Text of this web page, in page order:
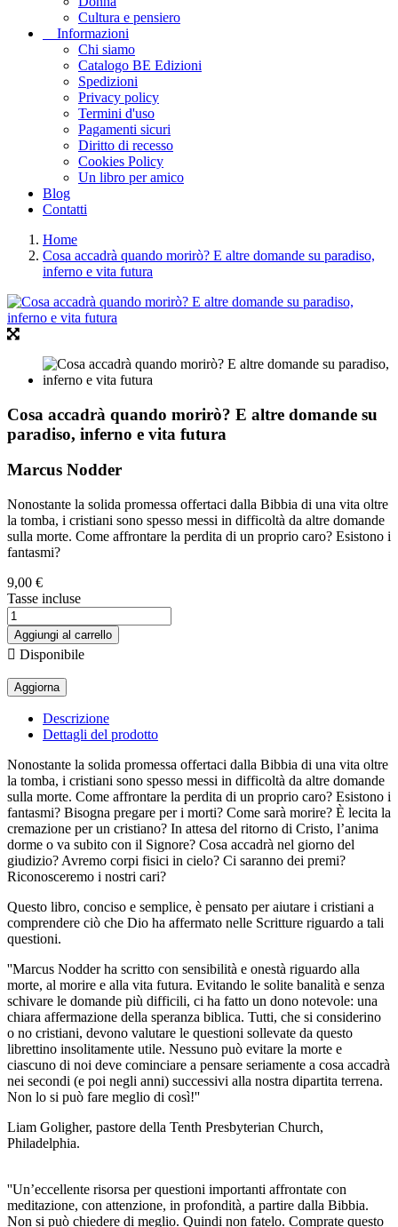
Cultura e pensiero
Informazioni
Chi siamo
Catalogo BE Edizioni
Spedizioni
Privacy policy
Termini d'uso
Pagamenti sicuri
Diritto di recesso
Cookies Policy
Un libro per amico
Blog
Contatti
Home
Cosa accadrà quando morirò? E altre domande su paradiso,
inferno e vita futura
Cosa accadrà quando morirò? E altre domande su
paradiso, inferno e vita futura
Marcus Nodder
Nonostante la solida promessa offertaci dalla Bibbia di una vita oltre
la tomba, i cristiani sono spesso messi in difficoltà da altre domande
sulla morte. Come affrontare la perdita di un proprio caro? Esistono i
fantasmi?
9,00 €
Tasse incluse
Aggiungi al carrello
 Disponibile
Descrizione
Dettagli del prodotto
Nonostante la solida promessa offertaci dalla Bibbia di una vita oltre
la tomba, i cristiani sono spesso messi in difficoltà da altre domande
sulla morte. Come affrontare la perdita di un proprio caro? Esistono i
fantasmi? Bisogna pregare per i morti? Come sarà morire? È lecita la
cremazione per un cristiano? In attesa del ritorno di Cristo, l’anima
dorme o va subito con il Signore? Cosa accadrà nel giorno del
giudizio? Avremo corpi fisici in cielo? Ci saranno dei premi?
Riconosceremo i nostri cari?
Questo libro, conciso e semplice, è pensato per aiutare i cristiani a
comprendere ciò che Dio ha affermato nelle Scritture riguardo a tali
questioni.
''Marcus Nodder ha scritto con sensibilità e onestà riguardo alla
morte, al morire e alla vita futura. Evitando le solite banalità e senza
schivare le domande più difficili, ci ha fatto un dono notevole: una
chiara affermazione della speranza biblica. Tutti, che si considerino
o no cristiani, devono valutare le questioni sollevate da questo
librettino insolitamente utile. Nessuno può evitare la morte e
ciascuno di noi deve cominciare a pensare seriamente a cosa accadrà
nei secondi (e poi negli anni) successivi alla nostra dipartita terrena.
Non lo si può fare meglio di così!''
Liam Goligher, pastore della Tenth Presbyterian Church,
Philadelphia.
''Un’eccellente risorsa per questioni importanti affrontate con
meditazione, con attenzione, in profondità, a partire dalla Bibbia.
Non si può chiedere di meglio. Quindi non fatelo. Comprate questo